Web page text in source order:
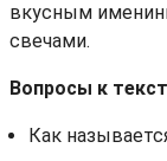
вкусным
свечами.
Вопросы к
Как